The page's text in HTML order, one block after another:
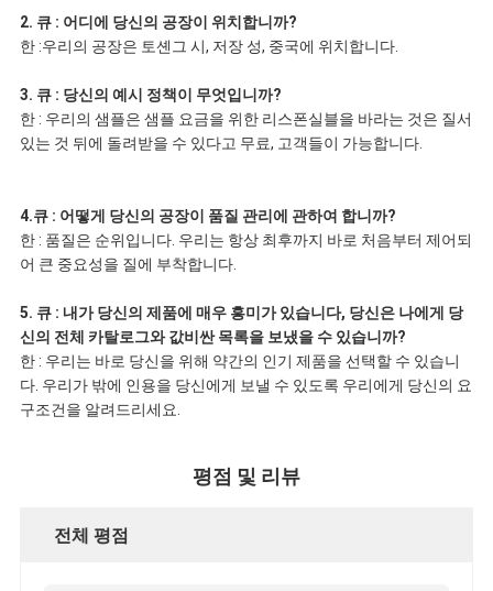
2. 큐 : 어디에 당신의 공장이 위치합니까?
한 :우리의 공장은 토셴그 시, 저장 성, 중국에 위치합니다.
3. 큐 : 당신의 예시 정책이 무엇입니까?
한 : 우리의 샘플은 샘플 요금을 위한 리스폰실블을 바라는 것은 질서
있는 것 뒤에 돌려받을 수 있다고 무료, 고객들이 가능합니다.
4.큐 : 어떻게 당신의 공장이 품질 관리에 관하여 합니까?
한 : 품질은 순위입니다. 우리는 항상 최후까지 바로 처음부터 제어되
어 큰 중요성을 질에 부착합니다.
5. 큐 : 내가 당신의 제품에 매우 흥미가 있습니다, 당신은 나에게 당
신의 전체 카탈로그와 값비싼 목록을 보냈을 수 있습니까?
한 : 우리는 바로 당신을 위해 약간의 인기 제품을 선택할 수 있습니
다. 우리가 밖에 인용을 당신에게 보낼 수 있도록 우리에게 당신의 요
구조건을 알려드리세요.
평점 및 리뷰
전체 평점